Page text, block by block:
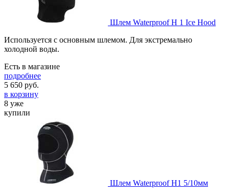
Шлем Waterproof H 1 Ice Hood
Используется с основным шлемом. Для экстремально
холодной воды.
Есть в магазине
подробнее
5 650 руб.
в корзину
8 уже
купили
Шлем Waterproof H1 5/10мм